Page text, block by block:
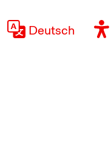
Deutsch